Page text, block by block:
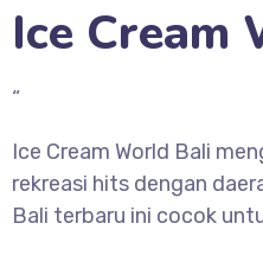
Ice Cream
“
Ice Cream World Bali
rekreasi hits dengan
Bali terbaru ini cocok